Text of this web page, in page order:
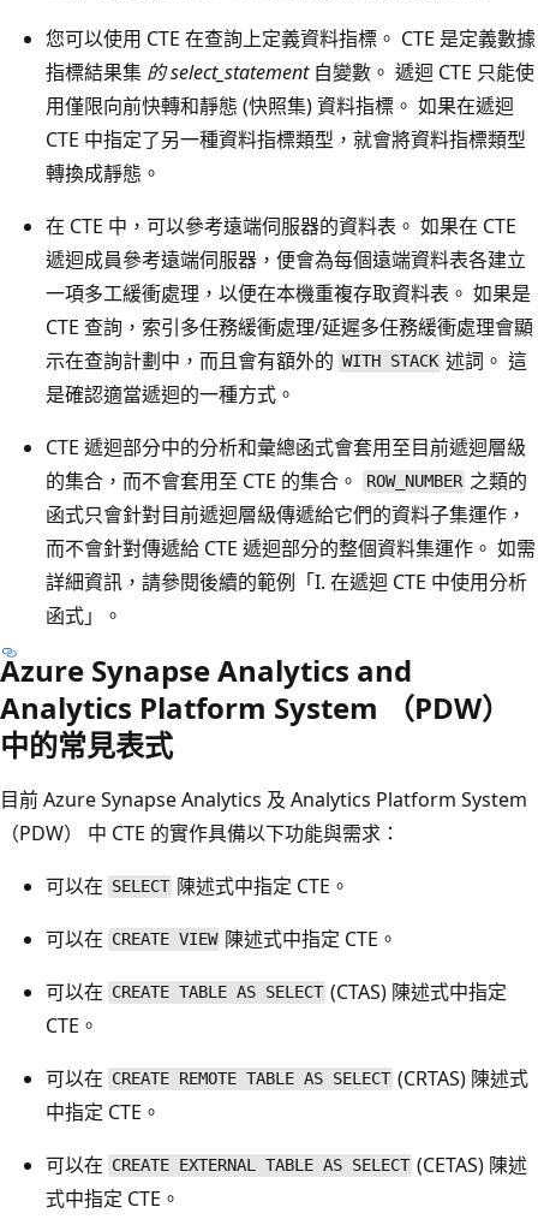
您可以使用 CTE 在查詢上定義資料指標。 CTE 是定義數據
指標結果集 的 select_statement自變數。 遞迴 CTE 只能使
用僅限向前快轉和靜態 (快照集) 資料指標。 如果在遞迴
CTE 中指定了另一種資料指標類型，就會將資料指標類型
轉換成靜態。
在 CTE 中，可以參考遠端伺服器的資料表。 如果在 CTE
遞迴成員參考遠端伺服器，便會為每個遠端資料表各建立
一項多工緩衝處理，以便在本機重複存取資料表。 如果是
CTE 查詢，索引多任務緩衝處理/延遲多任務緩衝處理會顯
示在查詢計劃中，而且會有額外的 WITH STACK 述詞。 這
是確認適當遞迴的一種方式。
CTE 遞迴部分中的分析和彙總函式會套用至目前遞迴層級
的集合，而不會套用至 CTE 的集合。
ROW_NUMBER 之類的
函式只會針對目前遞迴層級傳遞給它們的資料子集運作，
而不會針對傳遞給 CTE 遞迴部分的整個資料集運作。 如需
詳細資訊，請參閱後續的範例「I. 在遞迴 CTE 中使用分析
函式」。
Azure Synapse Analytics and
Analytics Platform System （PDW）
中的常見表式
目前 Azure Synapse Analytics 及 Analytics Platform System
（PDW） 中 CTE 的實作具備以下功能與需求：
可以在 SELECT 陳述式中指定 CTE。
可以在 CREATE VIEW 陳述式中指定 CTE。
可以在 CREATE TABLE AS SELECT (CTAS) 陳述式中指定
CTE。
可以在 CREATE REMOTE TABLE AS SELECT (CRTAS) 陳述式
中指定 CTE。
可以在 CREATE EXTERNAL TABLE AS SELECT (CETAS) 陳述
式中指定 CTE。